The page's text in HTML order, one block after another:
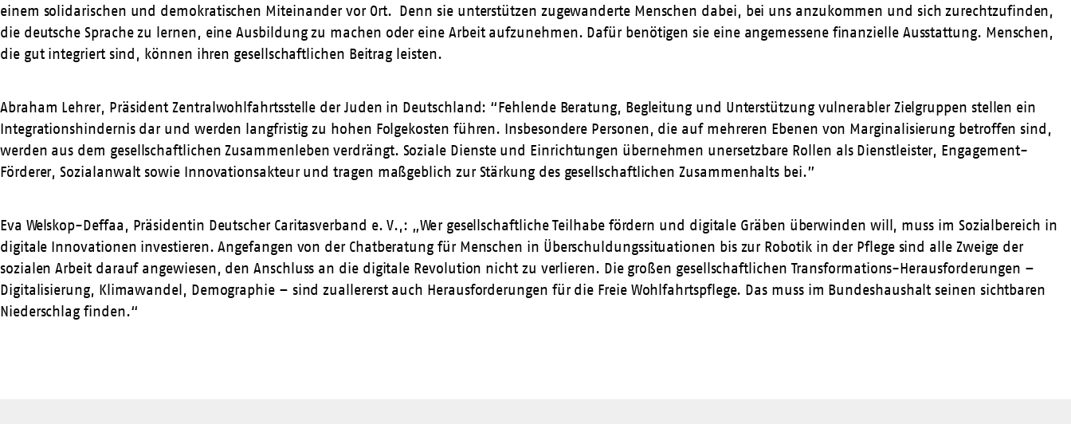
einem solidarischen und demokratischen Miteinander vor Ort. Denn sie unterstützen zugewanderte Menschen dabei, bei uns anzukommen und sich zurechtzufinden,
die deutsche Sprache zu lernen, eine Ausbildung zu machen oder eine Arbeit aufzunehmen. Dafür benötigen sie eine angemessene finanzielle Ausstattung. Menschen,
die gut integriert sind, können ihren gesellschaftlichen Beitrag leisten.
Abraham Lehrer, Präsident Zentralwohlfahrtsstelle der Juden in Deutschland: “Fehlende Beratung, Begleitung und Unterstützung vulnerabler Zielgruppen stellen ein
Integrationshindernis dar und werden langfristig zu hohen Folgekosten führen. Insbesondere Personen, die auf mehreren Ebenen von Marginalisierung betroffen sind,
werden aus dem gesellschaftlichen Zusammenleben verdrängt. Soziale Dienste und Einrichtungen übernehmen unersetzbare Rollen als Dienstleister, Engagement-
Förderer, Sozialanwalt sowie Innovationsakteur und tragen maßgeblich zur Stärkung des gesellschaftlichen Zusammenhalts bei.”
Eva Welskop-Deffaa, Präsidentin Deutscher Caritasverband e. V.,: „Wer gesellschaftliche Teilhabe fördern und digitale Gräben überwinden will, muss im Sozialbereich in
digitale Innovationen investieren. Angefangen von der Chatberatung für Menschen in Überschuldungssituationen bis zur Robotik in der Pflege sind alle Zweige der
sozialen Arbeit darauf angewiesen, den Anschluss an die digitale Revolution nicht zu verlieren. Die großen gesellschaftlichen Transformations-Herausforderungen –
Digitalisierung, Klimawandel, Demographie – sind zuallererst auch Herausforderungen für die Freie Wohlfahrtspflege. Das muss im Bundeshaushalt seinen sichtbaren
Niederschlag finden.“